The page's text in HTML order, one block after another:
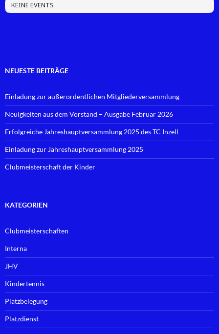
KEINE EVENTS
NEUESTE BEITRÄGE
Einladung zur außerordentlichen Mitgliederversammlung
Neuigkeiten aus dem Vorstand – Ausgabe Februar 2026
Erfolgreiche Jahreshauptversammlung 2025 des TC Inzell
Einladung zur Jahreshauptversammlung 2025
Clubmeisterschaft der Kinder
KATEGORIEN
Clubmeisterschaften
Interna
JHV
Kindertennis
Platzbelegung
Platzdienst